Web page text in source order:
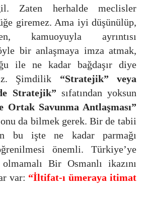
Zaten herhalde meclisler
giremez. Ama iyi düşünülüp,
kamuoyuyla ayrıntısı
bir anlaşmaya imza atmak,
ile ne kadar bağdaşır diye
Şimdilik “Stratejik” veya
Stratejik” sıfatından yoksun
Ortak Savunma Antlaşması”
da bilmek gerek. Bir de tabii
bu işte ne kadar parmağı
önemli. Türkiye’ye
Bir Osmanlı ikazını
var: “İltifat-ı ümeraya itimat